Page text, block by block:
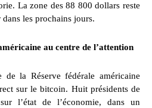
La zone des 88 800 dollars reste
les prochains jours.
au centre de l’attention
de la Réserve fédérale américaine
sur le bitcoin. Huit présidents de
l’état de l’économie, dans un